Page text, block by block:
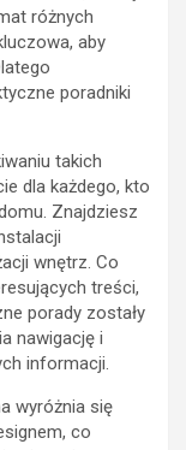
różnych
aby
poradniki
takich
dla każdego, kto
Znajdziesz
wnętrz. Co
treści,
porady zostały
nawigację i
informacji.
wyróżnia się
co